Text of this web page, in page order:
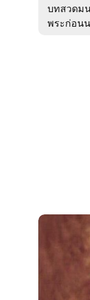
บทสวดม
พระก่อน